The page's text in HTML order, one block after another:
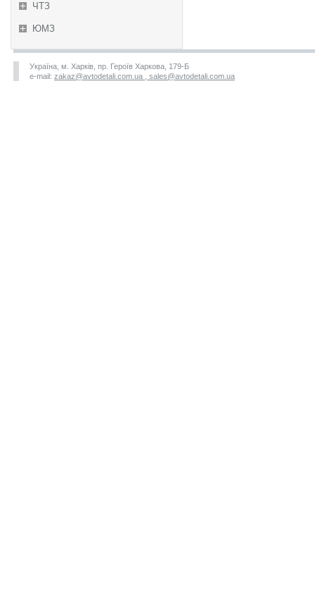
ЧТЗ
ЮМЗ
Україна, м. Харків, пр. Героїв Харкова, 179-Б
e-mail: zakaz@avtodetali.com.ua , sales@avtodetali.com.ua